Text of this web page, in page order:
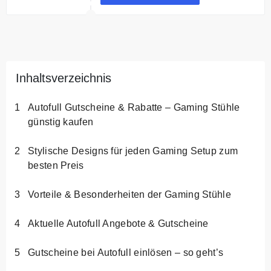
Inhaltsverzeichnis
Autofull Gutscheine & Rabatte – Gaming Stühle
günstig kaufen
Stylische Designs für jeden Gaming Setup zum
besten Preis
Vorteile & Besonderheiten der Gaming Stühle
Aktuelle Autofull Angebote & Gutscheine
Gutscheine bei Autofull einlösen – so geht’s